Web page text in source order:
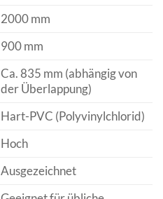
2000 mm
900 mm
Ca. 835 mm (abhängig von
der Überlappung)
Hart-PVC (Polyvinylchlorid)
Hoch
Ausgezeichnet